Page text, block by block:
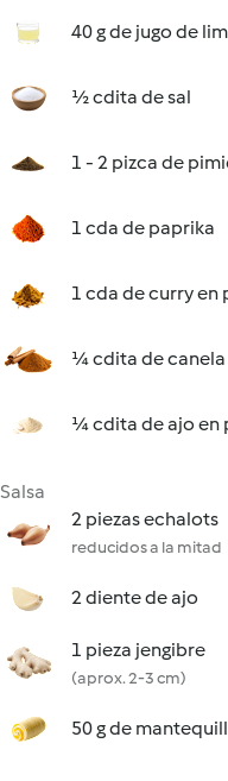
40 g de jugo de
½ cdita de sal
1 - 2 pizca de
1 cda de paprika
1 cda de curry en
¼ cdita de canela
¼ cdita de ajo en
Salsa
2 piezas echalots
reducidos a la mitad
2 diente de ajo
1 pieza jengibre
(aprox. 2-3 cm)
50 g de